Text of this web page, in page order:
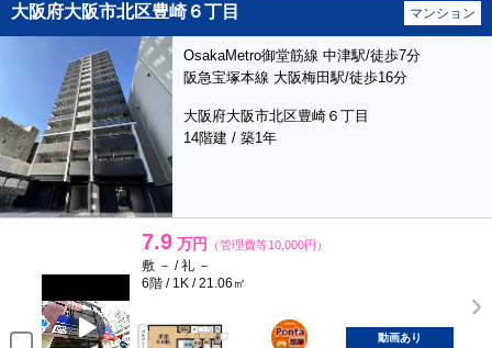
大阪府大阪市北区豊崎６丁目 マンション
OsakaMetro御堂筋線 中津駅/徒歩7分
阪急宝塚本線 大阪梅田駅/徒歩16分
大阪府大阪市北区豊崎６丁目
14階建 / 築1年
7.9 万円 （管理費等10,000円）
敷 － / 礼 －
6階 / 1K / 21.06㎡
ポンタ
部屋
動画あり